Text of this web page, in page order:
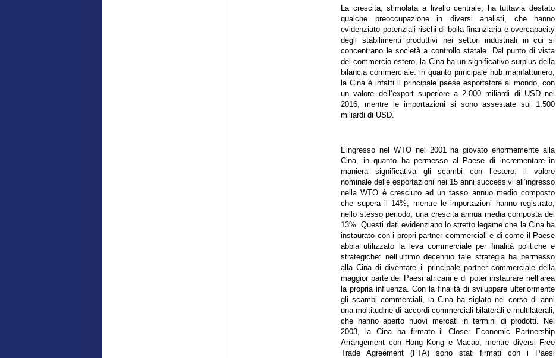
La crescita, stimolata a livello centrale, ha tuttavia destato
qualche preoccupazione in diversi analisti, che hanno
evidenziato potenziali rischi di bolla finanziaria e overcapacity
degli stabilimenti produttivi nei settori industriali in cui si
concentrano le società a controllo statale. Dal punto di vista
del commercio estero, la Cina ha un significativo surplus della
bilancia commerciale: in quanto principale hub manifatturiero,
la Cina è infatti il principale paese esportatore al mondo, con
un valore dell’export superiore a 2.000 miliardi di USD nel
2016, mentre le importazioni si sono assestate sui 1.500
miliardi di USD.
L’ingresso nel WTO nel 2001 ha giovato enormemente alla
Cina, in quanto ha permesso al Paese di incrementare in
maniera significativa gli scambi con l’estero: il valore
nominale delle esportazioni nei 15 anni successivi all’ingresso
nella WTO è cresciuto ad un tasso annuo medio composto
che supera il 14%, mentre le importazioni hanno registrato,
nello stesso periodo, una crescita annua media composta del
13%. Questi dati evidenziano lo stretto legame che la Cina ha
instaurato con i propri partner commerciali e di come il Paese
abbia utilizzato la leva commerciale per finalità politiche e
strategiche: nell’ultimo decennio tale strategia ha permesso
alla Cina di diventare il principale partner commerciale della
maggior parte dei Paesi africani e di poter instaurare nell’area
la propria influenza. Con la finalità di sviluppare ulteriormente
gli scambi commerciali, la Cina ha siglato nel corso di anni
una moltitudine di accordi commerciali bilaterali e multilaterali,
che hanno aperto nuovi mercati in termini di prodotti. Nel
2003, la Cina ha firmato il Closer Economic Partnership
Arrangement con Hong Kong e Macao, mentre diversi Free
Trade Agreement (FTA) sono stati firmati con i Paesi